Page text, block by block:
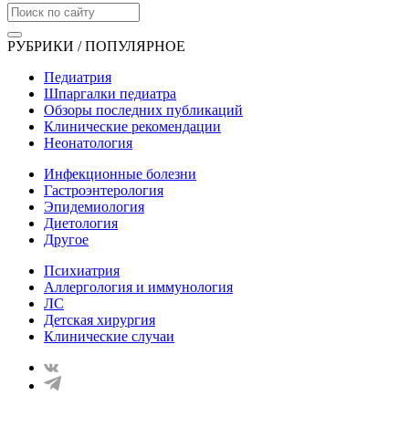
РУБРИКИ / ПОПУЛЯРНОЕ
Педиатрия
Шпаргалки педиатра
Обзоры последних публикаций
Клинические рекомендации
Неонатология
Инфекционные болезни
Гастроэнтерология
Эпидемиология
Диетология
Другое
Психиатрия
Аллергология и иммунология
ЛС
Детская хирургия
Клинические случаи